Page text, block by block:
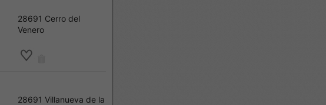
28691 Cerro del
Venero
28691 Villanueva de la